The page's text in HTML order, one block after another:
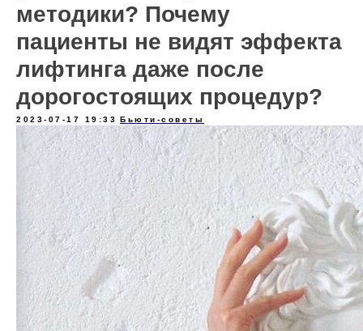
методики? Почему
пациенты не видят эффекта
лифтинга даже после
дорогостоящих процедур?
2023-07-17 19:33 Бьюти-советы